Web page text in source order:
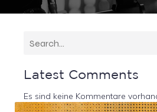
Latest Comments
Es sind keine Kommentare